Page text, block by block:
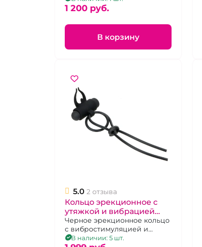
1 200 pуб.
В корзину
5.0 2 отзыва
Кольцо эрекционное с
утяжкой и вибрацией
черное
Черное эрекционное кольцо
с вибростимуляцией и
утяжкой
В наличии: 5 шт.